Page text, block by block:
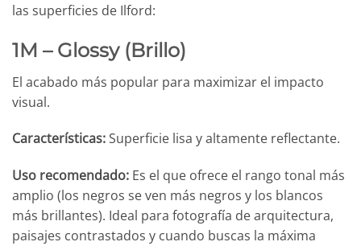
las superficies de Ilford:
1M – Glossy (Brillo)
El acabado más popular para maximizar el impacto
visual.
Características:Superficie lisa y altamente reflectante.
Uso recomendado: Es el que ofrece el rango tonal más
amplio (los negros se ven más negros y los blancos
más brillantes). Ideal para fotografía de arquitectura,
paisajes contrastados y cuando buscas la máxima